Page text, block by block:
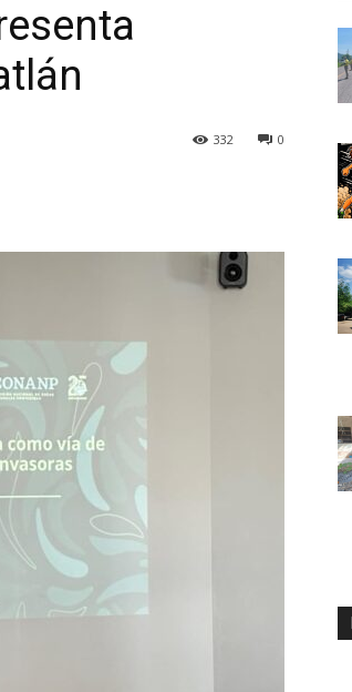
0
332